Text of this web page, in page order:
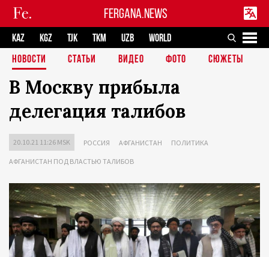
FERGANA.NEWS
KAZ KGZ TJK TKM UZB
WORLD
НОВОСТИ
СТАТЬИ ВИДЕО ФОТО СЮЖЕТЫ
В Москву прибыла
делегация талибов
20.10.21 11:26 MSK РОССИЯ АФГАНИСТАН ПОЛИТИКА
АФГАНИСТАН ПОД ВЛАСТЬЮ ТАЛИБОВ